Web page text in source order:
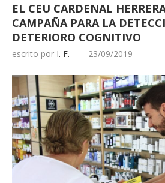
EL CEU CARDENAL
CAMPAÑA PARA LA
DETERIORO COGNITIVO
escrito por I. F. 23/09/2019